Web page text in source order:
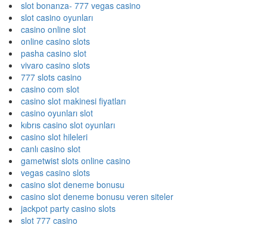
slot bonanza- 777 vegas casino
slot casino oyunları
casino online slot
online casino slots
pasha casino slot
vivaro casino slots
777 slots casino
casino com slot
casino slot makinesi fiyatları
casino oyunları slot
kıbrıs casino slot oyunları
casino slot hileleri
canlı casino slot
gametwist slots online casino
vegas casino slots
casino slot deneme bonusu
casino slot deneme bonusu veren siteler
jackpot party casino slots
slot 777 casino